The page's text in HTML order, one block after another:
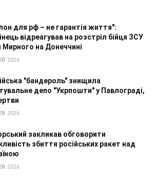
для рф – не гарантія життя":
відреагував на розстріл бійця ЗСУ
Мирного на Донеччині
"бандероль" знищила
депо "Укрпошти" у Павлограді,
закликав обговорити
збиття російських ракет над